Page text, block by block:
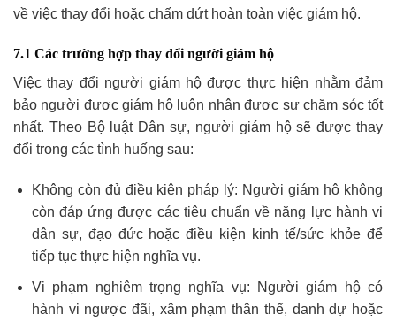
về việc thay đổi hoặc chấm dứt hoàn toàn việc giám hộ.
7.1 Các trường hợp thay đổi người giám hộ
Việc thay đổi người giám hộ được thực hiện nhằm đảm
bảo người được giám hộ luôn nhận được sự chăm sóc tốt
nhất. Theo Bộ luật Dân sự, người giám hộ sẽ được thay
đổi trong các tình huống sau:
Không còn đủ điều kiện pháp lý: Người giám hộ không
còn đáp ứng được các tiêu chuẩn về năng lực hành vi
dân sự, đạo đức hoặc điều kiện kinh tế/sức khỏe để
tiếp tục thực hiện nghĩa vụ.
Vi phạm nghiêm trọng nghĩa vụ: Người giám hộ có
hành vi ngược đãi, xâm phạm thân thể, danh dự hoặc